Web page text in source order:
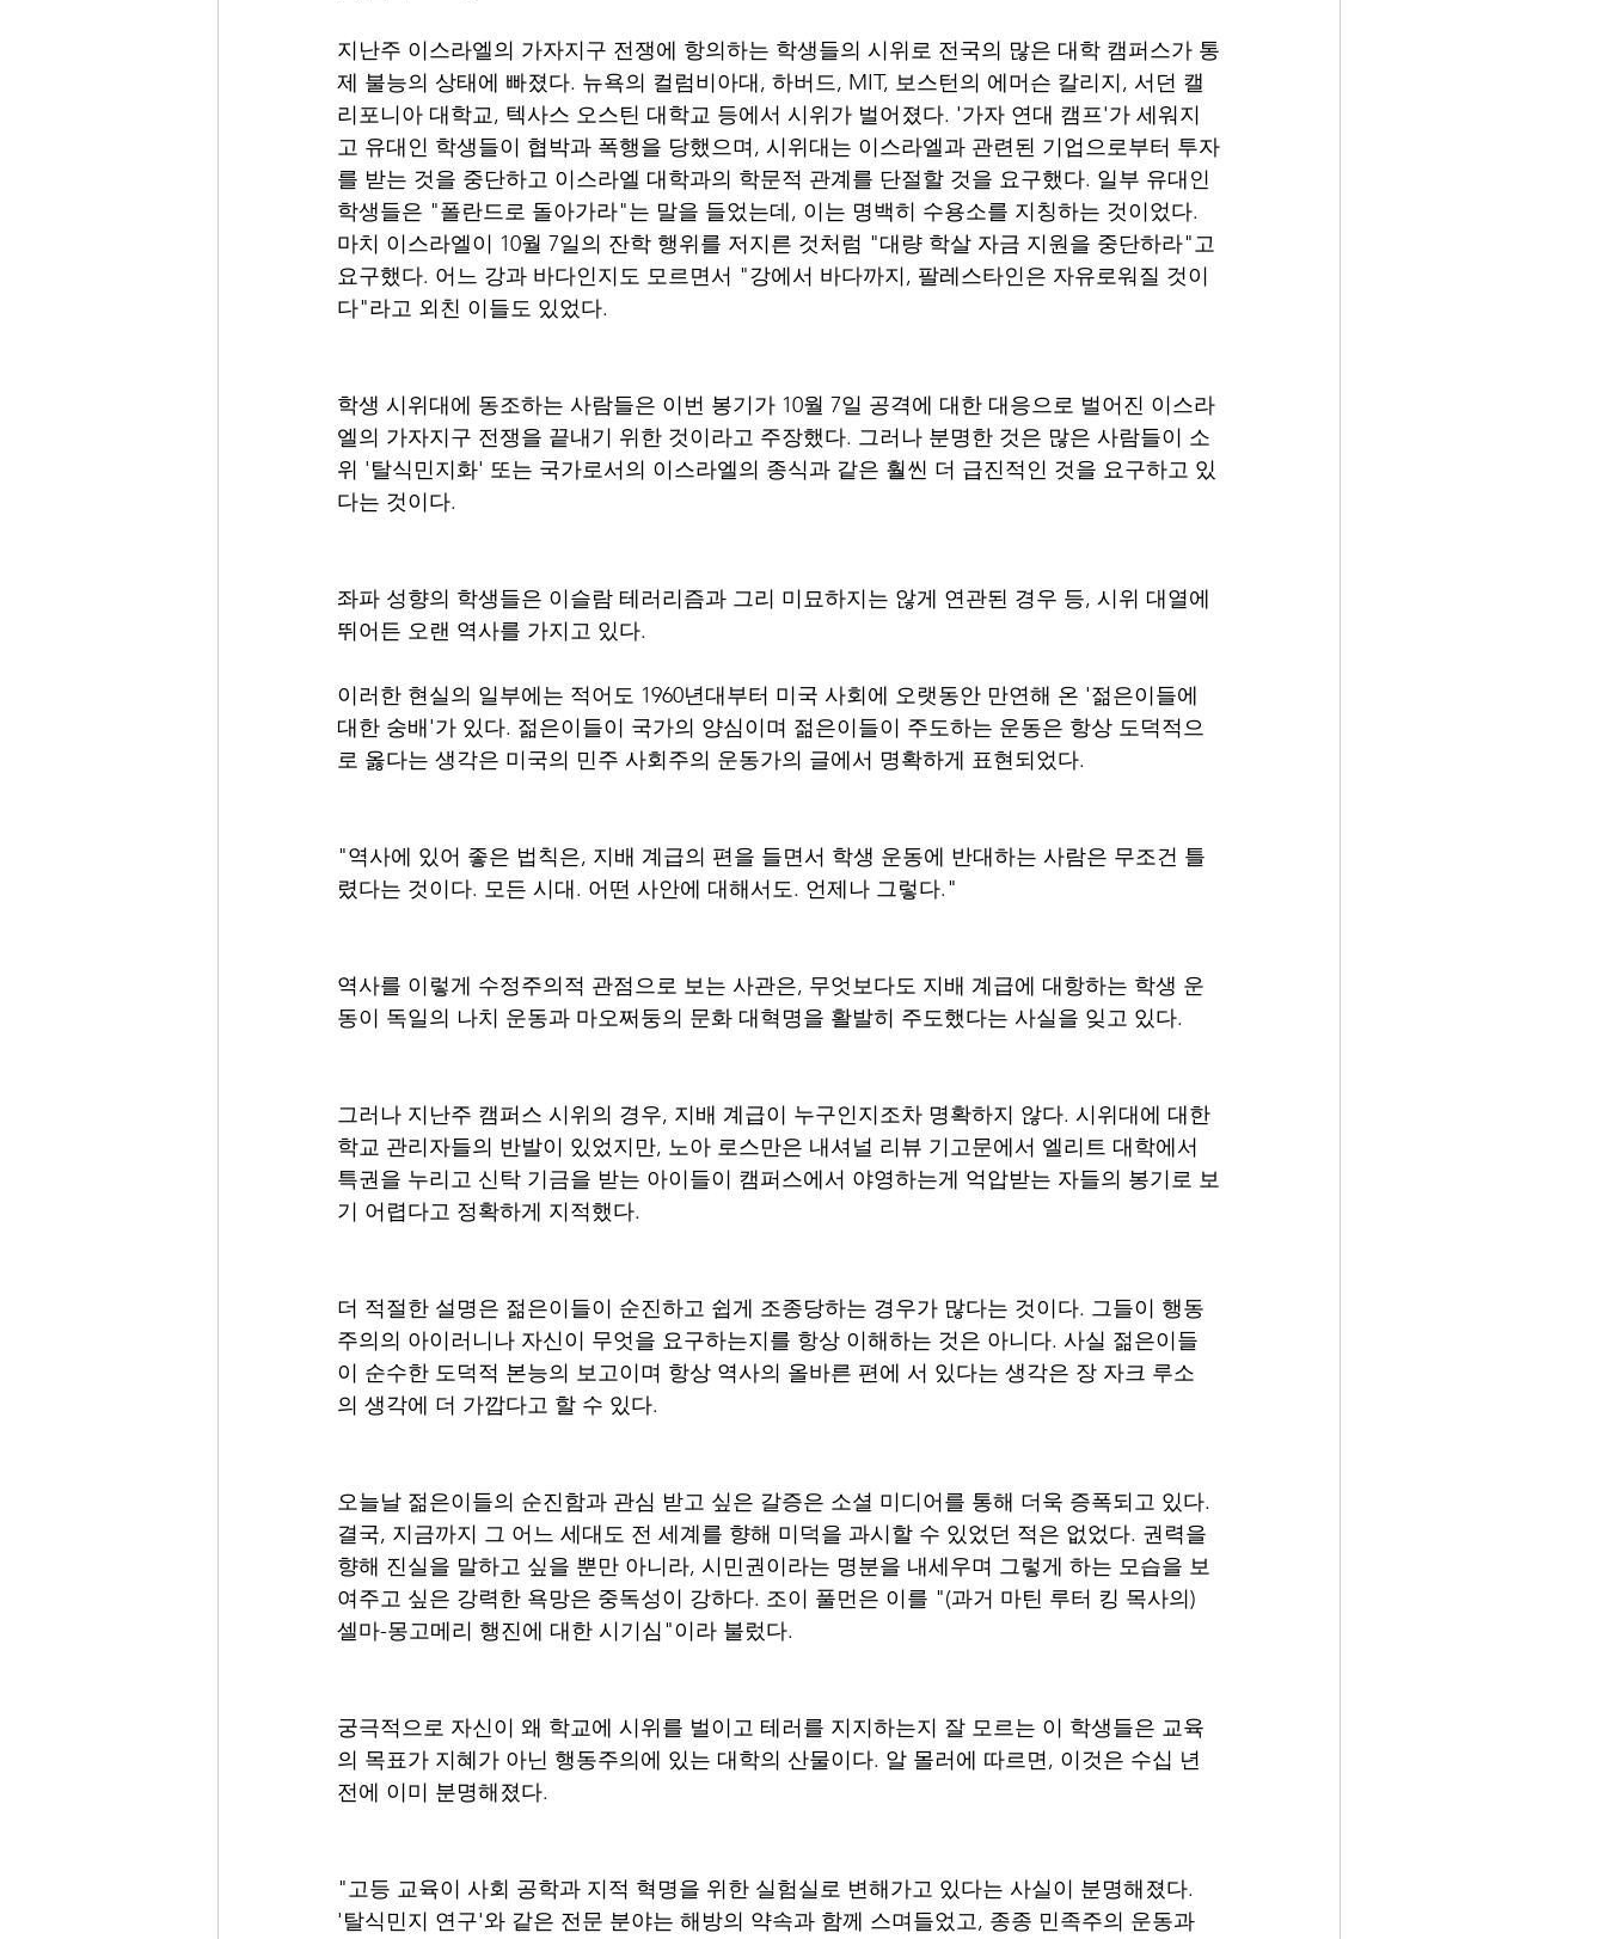
지난주 이스라엘의 가자지구 전쟁에 항의하는 학생들의 시위로 전국의 많은 대학 캠퍼스가 통
제 불능의 상태에 빠졌다. 뉴욕의 컬럼비아대, 하버드, MIT, 보스턴의 에머슨 칼리지, 서던 캘
리포니아 대학교, 텍사스 오스틴 대학교 등에서 시위가 벌어졌다. '가자 연대 캠프'가 세워지
고 유대인 학생들이 협박과 폭행을 당했으며, 시위대는 이스라엘과 관련된 기업으로부터 투자
를 받는 것을 중단하고 이스라엘 대학과의 학문적 관계를 단절할 것을 요구했다. 일부 유대인
학생들은 "폴란드로 돌아가라"는 말을 들었는데, 이는 명백히 수용소를 지칭하는 것이었다.
마치 이스라엘이 10월 7일의 잔학 행위를 저지른 것처럼 "대량 학살 자금 지원을 중단하라"고
요구했다. 어느 강과 바다인지도 모르면서 "강에서 바다까지, 팔레스타인은 자유로워질 것이
다"라고 외친 이들도 있었다.
학생 시위대에 동조하는 사람들은 이번 봉기가 10월 7일 공격에 대한 대응으로 벌어진 이스라
엘의 가자지구 전쟁을 끝내기 위한 것이라고 주장했다. 그러나 분명한 것은 많은 사람들이 소
위 '탈식민지화' 또는 국가로서의 이스라엘의 종식과 같은 훨씬 더 급진적인 것을 요구하고 있
다는 것이다.
좌파 성향의 학생들은 이슬람 테러리즘과 그리 미묘하지는 않게 연관된 경우 등, 시위 대열에
뛰어든 오랜 역사를 가지고 있다.
이러한 현실의 일부에는 적어도 1960년대부터 미국 사회에 오랫동안 만연해 온 '젊은이들에
대한 숭배'가 있다. 젊은이들이 국가의 양심이며 젊은이들이 주도하는 운동은 항상 도덕적으
로 옳다는 생각은 미국의 민주 사회주의 운동가의 글에서 명확하게 표현되었다.
"역사에 있어 좋은 법칙은, 지배 계급의 편을 들면서 학생 운동에 반대하는 사람은 무조건 틀
렸다는 것이다. 모든 시대. 어떤 사안에 대해서도. 언제나 그렇다."
역사를 이렇게 수정주의적 관점으로 보는 사관은, 무엇보다도 지배 계급에 대항하는 학생 운
동이 독일의 나치 운동과 마오쩌둥의 문화 대혁명을 활발히 주도했다는 사실을 잊고 있다.
그러나 지난주 캠퍼스 시위의 경우, 지배 계급이 누구인지조차 명확하지 않다. 시위대에 대한
학교 관리자들의 반발이 있었지만, 노아 로스만은 내셔널 리뷰 기고문에서 엘리트 대학에서
특권을 누리고 신탁 기금을 받는 아이들이 캠퍼스에서 야영하는게 억압받는 자들의 봉기로 보
기 어렵다고 정확하게 지적했다.
더 적절한 설명은 젊은이들이 순진하고 쉽게 조종당하는 경우가 많다는 것이다. 그들이 행동
주의의 아이러니나 자신이 무엇을 요구하는지를 항상 이해하는 것은 아니다. 사실 젊은이들
이 순수한 도덕적 본능의 보고이며 항상 역사의 올바른 편에 서 있다는 생각은 장 자크 루소
의 생각에 더 가깝다고 할 수 있다.
오늘날 젊은이들의 순진함과 관심 받고 싶은 갈증은 소셜 미디어를 통해 더욱 증폭되고 있다.
결국, 지금까지 그 어느 세대도 전 세계를 향해 미덕을 과시할 수 있었던 적은 없었다. 권력을
향해 진실을 말하고 싶을 뿐만 아니라, 시민권이라는 명분을 내세우며 그렇게 하는 모습을 보
여주고 싶은 강력한 욕망은 중독성이 강하다. 조이 풀먼은 이를 "(과거 마틴 루터 킹 목사의)
셀마-몽고메리 행진에 대한 시기심"이라 불렀다.
궁극적으로 자신이 왜 학교에 시위를 벌이고 테러를 지지하는지 잘 모르는 이 학생들은 교육
의 목표가 지혜가 아닌 행동주의에 있는 대학의 산물이다. 알 몰러에 따르면, 이것은 수십 년
전에 이미 분명해졌다.
"고등 교육이 사회 공학과 지적 혁명을 위한 실험실로 변해가고 있다는 사실이 분명해졌다.
'탈식민지 연구'와 같은 전문 분야는 해방의 약속과 함께 스며들었고, 종종 민족주의 운동과